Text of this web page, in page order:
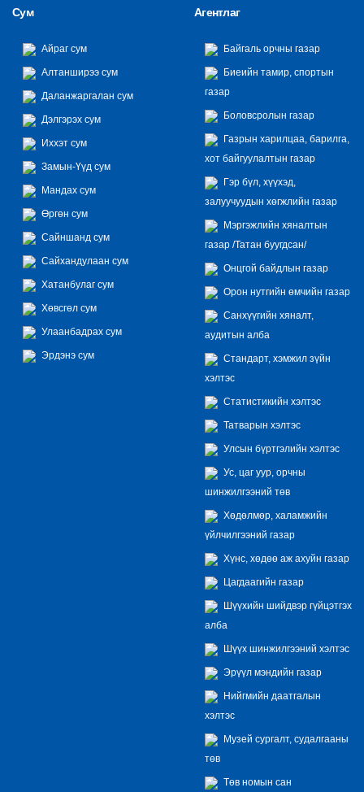
Сум
Айраг сум
Алтанширээ сум
Даланжаргалан сум
Дэлгэрэх сум
Иххэт сум
Замын-Үүд сум
Мандах сум
Өргөн сум
Сайншанд сум
Сайхандулаан сум
Хатанбулаг сум
Хөвсгөл сум
Улаанбадрах сум
Эрдэнэ сум
Агентлаг
Байгаль орчны газар
Биеийн тамир, спортын
газар
Боловсролын газар
Газрын харилцаа, барилга,
хот байгуулалтын газар
Гэр бүл, хүүхэд,
залуучуудын хөгжлийн газар
Мэргэжлийн хяналтын
газар /Татан буугдсан/
Онцгой байдлын газар
Орон нутгийн өмчийн газар
Санхүүгийн хяналт,
аудитын алба
Стандарт, хэмжил зүйн
хэлтэс
Статистикийн хэлтэс
Татварын хэлтэс
Улсын бүртгэлийн хэлтэс
Ус, цаг уур, орчны
шинжилгээний төв
Хөдөлмөр, халамжийн
үйлчилгээний газар
Хүнс, хөдөө аж ахуйн газар
Цагдаагийн газар
Шүүхийн шийдвэр гүйцэтгэх
алба
Шүүх шинжилгээний хэлтэс
Эрүүл мэндийн газар
Нийгмийн даатгалын
хэлтэс
Музей сургалт, судалгааны
төв
Төв номын сан